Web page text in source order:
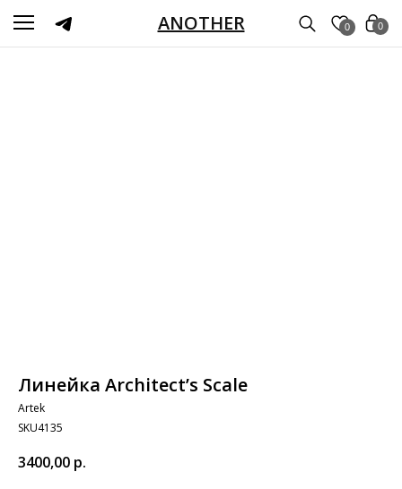
0 0
ANOTHER
Линейка Architect’s Scale
Artek
SKU4135
3400,00 р.